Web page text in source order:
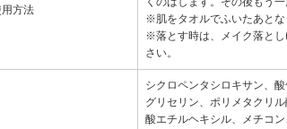
用方法
※肌をタオルでふいたあと
※落とす時は、メイク落と
さい。
シクロペンタシロキサン、
グリセリン、ポリメタクリ
酸エチルヘキシル、メチコ